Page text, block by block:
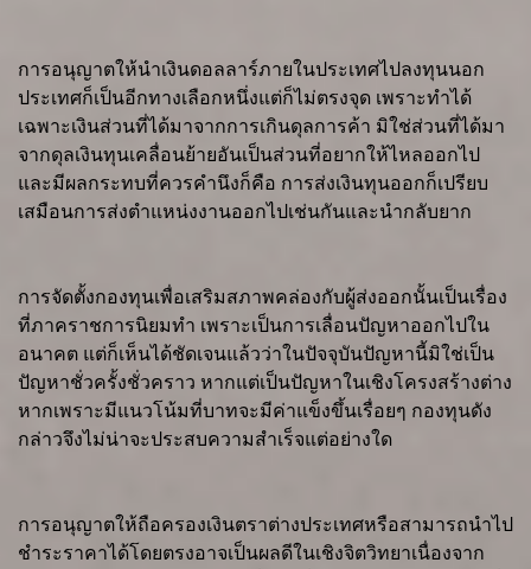
การอนุญาตให้นำเงินดอลลาร์ภายในประเทศไปลงทุนนอก
ประเทศก็เป็นอีกทางเลือกหนึ่งแต่ก็ไม่ตรงจุด เพราะทำได้
เฉพาะเงินส่วนที่ได้มาจากการเกินดุลการค้า มิใช่ส่วนที่ได้มา
จากดุลเงินทุนเคลื่อนย้ายอันเป็นส่วนที่อยากให้ไหลออกไป
และมีผลกระทบที่ควรคำนึงก็คือ การส่งเงินทุนออกก็เปรียบ
เสมือนการส่งตำแหน่งงานออกไปเช่นกันและนำกลับยาก
การจัดตั้งกองทุนเพื่อเสริมสภาพคล่องกับผู้ส่งออกนั้นเป็นเรื่อง
ที่ภาคราชการนิยมทำ เพราะเป็นการเลื่อนปัญหาออกไปใน
อนาคต แต่ก็เห็นได้ชัดเจนแล้วว่าในปัจจุบันปัญหานี้มิใช่เป็น
ปัญหาชั่วครั้งชั่วคราว หากแต่เป็นปัญหาในเชิงโครงสร้างต่าง
หากเพราะมีแนวโน้มที่บาทจะมีค่าแข็งขึ้นเรื่อยๆ กองทุนดัง
กล่าวจึงไม่น่าจะประสบความสำเร็จแต่อย่างใด
การอนุญาตให้ถือครองเงินตราต่างประเทศหรือสามารถนำไป
ชำระราคาได้โดยตรงอาจเป็นผลดีในเชิงจิตวิทยาเนื่องจาก